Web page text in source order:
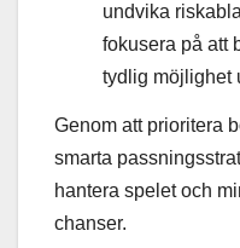
undvika
fokusera på att
tydlig möjlighet
Genom att prioritera
smarta
hantera spelet och
chanser.